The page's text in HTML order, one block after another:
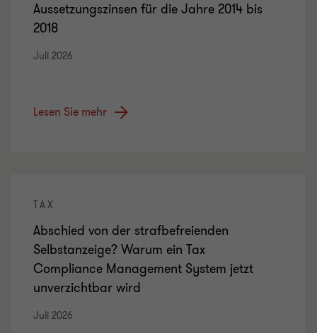
Aussetzungszinsen für die Jahre 2014 bis
2018
Juli 2026
Lesen Sie mehr
TAX
Abschied von der strafbefreienden
Selbstanzeige? Warum ein Tax
Compliance Management System jetzt
unverzichtbar wird
Juli 2026